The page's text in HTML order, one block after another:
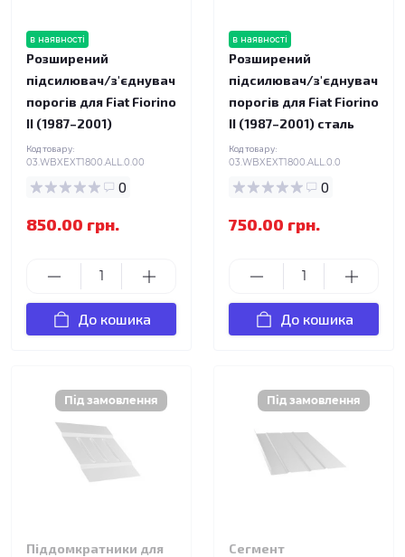
в наявності
Розширений
підсилювач/з'єднувач
порогів для Fiat Fiorino
II (1987–2001)
Код товару:
03.WBXEXT1800.ALL.0.00
0
850.00 грн.
До кошика
в наявності
Розширений
підсилювач/з'єднувач
порогів для Fiat Fiorino
II (1987–2001) сталь
Код товару:
03.WBXEXT1800.ALL.0.0
0
750.00 грн.
До кошика
Піддомкратники для
Сегмент